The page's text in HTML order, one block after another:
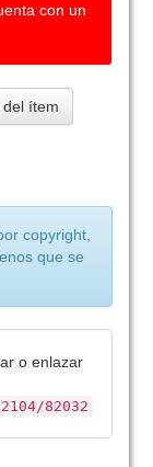
con un
ítem
copyright,
que se
o enlazar
82032